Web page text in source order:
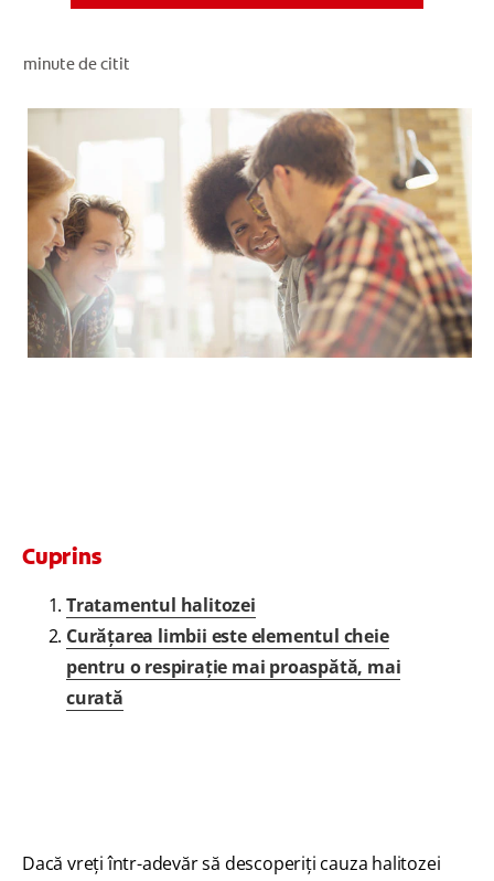
PENTRU SPECIALIȘTI
RO (RO)
minute de citit
Cuprins
Tratamentul halitozei
Curățarea limbii este elementul cheie
pentru o respirație mai proaspătă, mai
curată
Dacă vreți într-adevăr să descoperiți cauza halitozei